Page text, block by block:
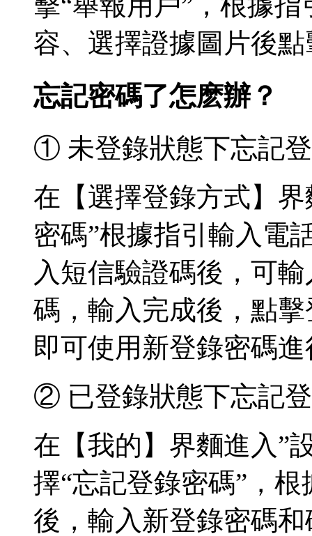
容、選擇證據圖片後
忘記密碼了怎麽辦？
① 未登錄狀態下忘記
在【選擇登錄方式】
密碼”根據指引輸入電
入短信驗證碼後，可
碼，輸入完成後，點
即可使用新登錄密碼
② 已登錄狀態下忘記
在【我的】界麵進入”
擇“忘記登錄密碼”，
後，輸入新登錄密碼